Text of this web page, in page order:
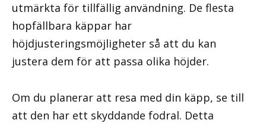
utmärkta för tillfällig användning. De flesta
hopfällbara käppar har
höjdjusteringsmöjligheter så att du kan
justera dem för att passa olika höjder.
Om du planerar att resa med din käpp, se till
att den har ett skyddande fodral. Detta